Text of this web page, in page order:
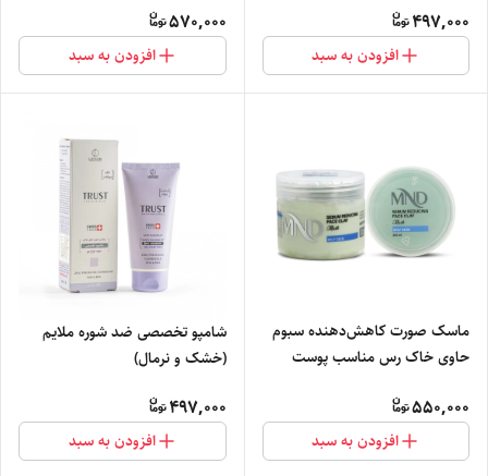
497,000
افزودن به سبد
570,000
افزودن به سبد
ماسک صورت کاهش‌دهنده سبوم
حاوی خاک رس مناسب پوست
550,000
افزودن به سبد
شامپو تخصصی ضد شوره ملایم
(خشک و نرمال)
497,000
افزودن به سبد